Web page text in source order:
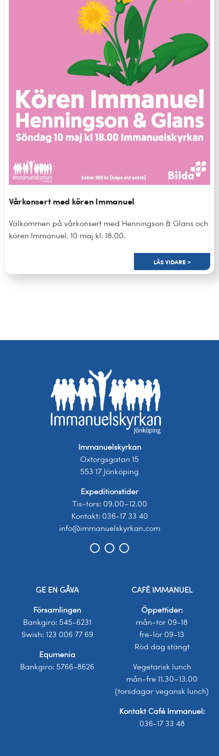
Vårkonsert med kören Immanuel
Välkommen på vårkonsert med Henningson & Glans och
kören Immanuel. 10 maj kl. 18.00.
LÄS VIDARE >
Immanuelskyrkan
Oxtorgsgatan 15
553 17 Jönköping
Expeditionstider
Tis-tors: 09.00–12.00
Kontakt: 036-17 33 40
info@immanuelskyrkan.com
GE EN GÅVA
Församlingen
Bankgiro: 545-6231
Swish: 123 006 77 69
Equmenia
Bankgiro: 5766-8626
CAFÉ IMMANUEL
Öppettider:
mån-tor 09-18
fre-lör 09-13
Röd dag stängt
Vegetarisk lunch
mån-fre 11.30–13.00
(torsdagar vegansk lunch)
Kontakt Café Immanuel:
036-17 33 48